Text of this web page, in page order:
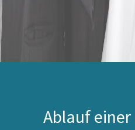
Ablauf einer